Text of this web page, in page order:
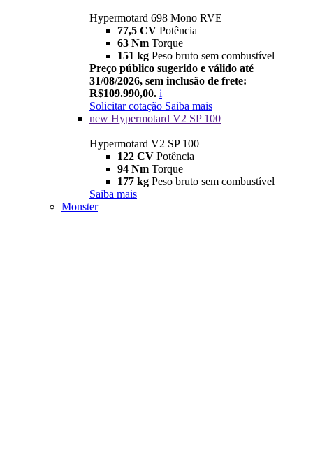
Hypermotard 698 Mono RVE
77,5 CV Potência
63 Nm Torque
151 kg Peso bruto sem combustível
Preço público sugerido e válido até
31/08/2026, sem inclusão de frete:
R$109.990,00. i
Solicitar cotação Saiba mais
new Hypermotard V2 SP 100
Hypermotard V2 SP 100
122 CV Potência
94 Nm Torque
177 kg Peso bruto sem combustível
Saiba mais
Monster